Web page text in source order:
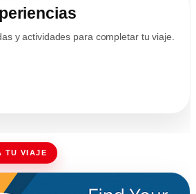
y actividades para completar tu viaje.
TU VIAJE